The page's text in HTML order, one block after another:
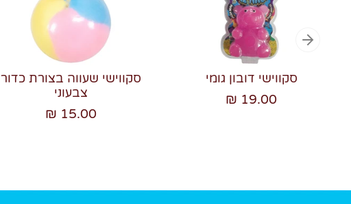
סקווישי שעווה בצורת כדור
צבעוני
15.00 ₪
סקווישי דובון גומי
19.00 ₪